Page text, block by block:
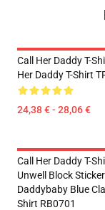
Call Her Daddy T-
Her Daddy T-Shirt
24,38 € - 28,06 €
Call Her Daddy T-
Unwell Block
Daddybaby Blue
Shirt RB0701